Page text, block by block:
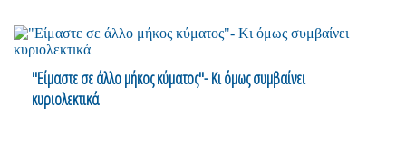
"Είμαστε σε άλλο μήκος κύματος"- Κι όμως συμβαίνει
κυριολεκτικά